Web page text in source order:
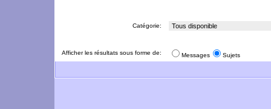
Catégorie:
Afficher les résultats sous forme de: Messages Sujets